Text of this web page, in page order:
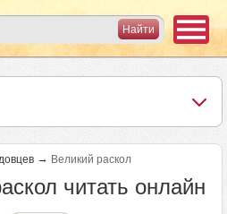
→ Великий раскол
читать онлайн